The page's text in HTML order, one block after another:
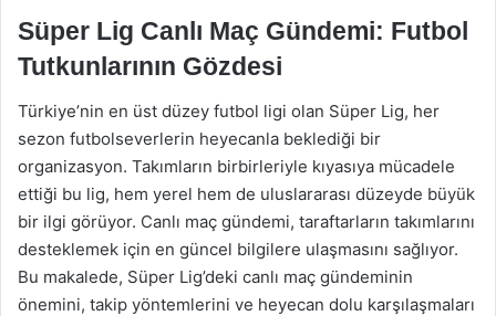
Süper Lig Canlı Maç Gündemi: Futbol
Tutkunlarının Gözdesi
Türkiye’nin en üst düzey futbol ligi olan Süper Lig, her
sezon futbolseverlerin heyecanla beklediği bir
organizasyon. Takımların birbirleriyle kıyasıya mücadele
ettiği bu lig, hem yerel hem de uluslararası düzeyde büyük
bir ilgi görüyor. Canlı maç gündemi, taraftarların takımlarını
desteklemek için en güncel bilgilere ulaşmasını sağlıyor.
Bu makalede, Süper Lig’deki canlı maç gündeminin
önemini, takip yöntemlerini ve heyecan dolu karşılaşmaları